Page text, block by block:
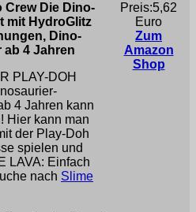
Crew Die Dino-
mit HydroGlitz
Dino-
4 Jahren
PLAY-DOH
4 Jahren kann
Hier kann man
der Play-Doh
spielen und
LAVA: Einfach
nach Slime
Preis:5,62
Euro
Zum
Amazon
Shop